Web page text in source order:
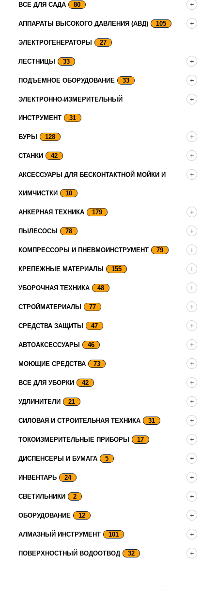
ВСЕ ДЛЯ САДА 80
АППАРАТЫ ВЫСОКОГО ДАВЛЕНИЯ (АВД) 105
ЭЛЕКТРОГЕНЕРАТОРЫ 27
ЛЕСТНИЦЫ 33
ПОДЪЕМНОЕ ОБОРУДОВАНИЕ 33
ЭЛЕКТРОННО-ИЗМЕРИТЕЛЬНЫЙ
ИНСТРУМЕНТ 31
БУРЫ 128
СТАНКИ 42
АКСЕССУАРЫ ДЛЯ БЕСКОНТАКТНОЙ МОЙКИ И
ХИМЧИСТКИ 10
АНКЕРНАЯ ТЕХНИКА 179
ПЫЛЕСОСЫ 78
КОМПРЕССОРЫ И ПНЕВМОИНСТРУМЕНТ 79
КРЕПЕЖНЫЕ МАТЕРИАЛЫ 155
УБОРОЧНАЯ ТЕХНИКА 48
СТРОЙМАТЕРИАЛЫ 77
СРЕДСТВА ЗАЩИТЫ 47
АВТОАКСЕССУАРЫ 46
МОЮЩИЕ СРЕДСТВА 73
ВСЕ ДЛЯ УБОРКИ 42
УДЛИНИТЕЛИ 21
СИЛОВАЯ И СТРОИТЕЛЬНАЯ ТЕХНИКА 31
ТОКОИЗМЕРИТЕЛЬНЫЕ ПРИБОРЫ 17
ДИСПЕНСЕРЫ И БУМАГА 5
ИНВЕНТАРЬ 24
СВЕТИЛЬНИКИ 2
ОБОРУДОВАНИЕ 12
АЛМАЗНЫЙ ИНСТРУМЕНТ 101
ПОВЕРХНОСТНЫЙ ВОДООТВОД 32